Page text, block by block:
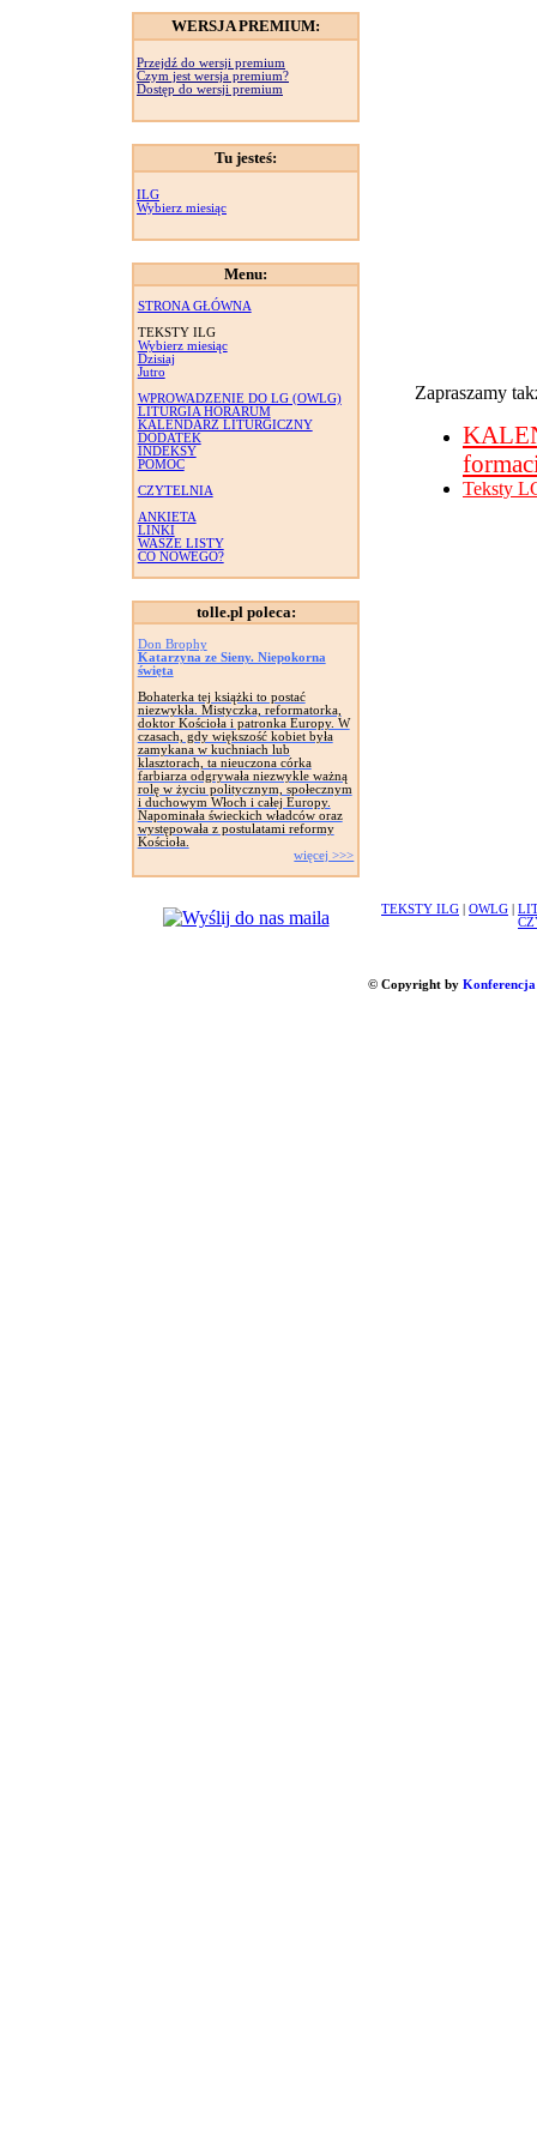
WERSJA PREMIUM:
Przejdź do wersji premium
Czym jest wersja premium?
Dostęp do wersji premium
Tu jesteś:
ILG
Wybierz miesiąc
Menu:
STRONA GŁÓWNA
TEKSTY ILG
Wybierz miesiąc
Dzisiaj
Jutro
WPROWADZENIE DO LG (OWLG)
LITURGIA HORARUM
KALENDARZ LITURGICZNY
DODATEK
INDEKSY
POMOC
CZYTELNIA
ANKIETA
LINKI
WASZE LISTY
CO NOWEGO?
tolle.pl poleca:
Don Brophy
Katarzyna ze Sieny. Niepokorna
święta
Bohaterka tej książki to postać
niezwykła. Mistyczka, reformatorka,
doktor Kościoła i patronka Europy. W
czasach, gdy większość kobiet była
zamykana w kuchniach lub
klasztorach, ta nieuczona córka
farbiarza odgrywała niezwykle ważną
rolę w życiu politycznym, społecznym
i duchowym Włoch i całej Europy.
Napominała świeckich władców oraz
występowała z postulatami reformy
Kościoła.
więcej >>>
Zapraszamy
Teksty
TEKSTY ILG OWLG
© Copyright by Konferencja